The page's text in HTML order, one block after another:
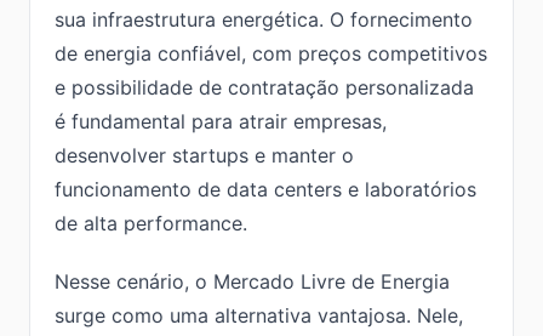
sua infraestrutura energética. O fornecimento
de energia confiável, com preços competitivos
e possibilidade de contratação personalizada
é fundamental para atrair empresas,
desenvolver startups e manter o
funcionamento de data centers e laboratórios
de alta performance.
Nesse cenário, o Mercado Livre de Energia
surge como uma alternativa vantajosa. Nele,